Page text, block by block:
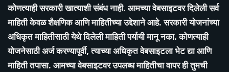
कोणत्याही सरकारी खात्याशी संबंध नाही. आमच्या वेबसाइटवर दिलेली सर्व
माहिती केवळ शैक्षणिक आणि माहितीच्या उद्देशाने आहे. सरकारी योजनांच्या
अधिकृत माहितीसाठी येथे दिलेली माहिती पर्यायी मानू नका. कोणत्याही
योजनेसाठी अर्ज करण्यापूर्वी, त्याच्या अधिकृत वेबसाइटला भेट द्या आणि
माहिती तपासा. आमच्या वेबसाइटवर उपलब्ध माहितीचा वापर ही तुमची